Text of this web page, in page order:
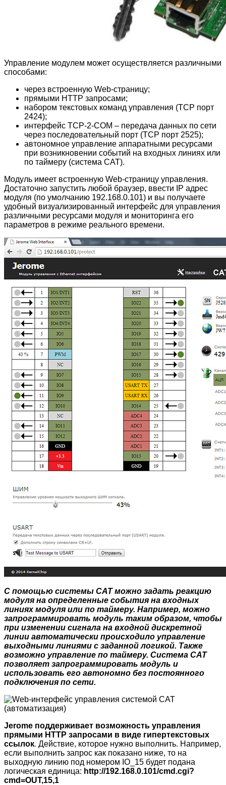
Управление модулем может осуществляется различными
способами:
через встроенную Web-страницу;
прямыми HTTP запросами;
набором текстовых команд управления (TCP порт
2424);
интерфейс TCP-2-COM – передача данных по сети
через последовательный порт (TCP порт 2525);
автономное управление аппаратными ресурсами
при возникновении событий на входных линиях или
по таймеру (система CAT).
Модуль имеет встроенную Web-страницу управления.
Достаточно запустить любой браузер, ввести IP адрес
модуля (по умолчанию 192.168.0.101) и вы получаете
удобный визуализированный интерфейс для управления
различными ресурсами модуля и мониторинга его
параметров в режиме реального времени.
С помощью системы CAT можно задать реакцию
модуля на определенные события на входных
линиях модуля или по таймеру. Например, можно
запрограммировать модуль таким образом, чтобы
при изменении сигнала на входной дискретной
линии автоматически происходило управление
выходными линиями с заданной логикой. Также
возможно управление по таймеру. Система CAT
позволяет запрограммировать модуль и
использовать его автономно без постоянного
подключения по сети.
Jerome поддерживает возможность управления
прямыми HTTP запросами в виде гипертекстовых
ссылок. Действие, которое нужно выполнить. Например,
если выполнить запрос как показано ниже, то на
выходную линию под номером IO_15 будет подана
логическая единица: http://192.168.0.101/cmd.cgi?
cmd=OUT,15,1